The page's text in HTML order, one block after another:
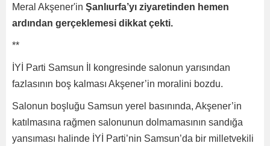
Meral Akşener'in Şanlıurfa’yı ziyaretinden hemen
ardından gerçeklemesi dikkat çekti.
**
İYİ Parti Samsun İl kongresinde salonun yarısından
fazlasının boş kalması Akşener’in moralini bozdu.
Salonun boşluğu Samsun yerel basınında, Akşener’in
katılmasına rağmen salonunun dolmamasının sandığa
yansıması halinde İYİ Parti’nin Samsun’da bir milletvekili